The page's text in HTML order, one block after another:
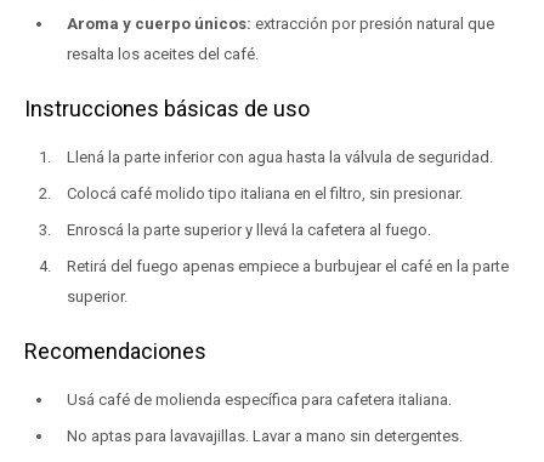
Aroma y cuerpo únicos: extracción por presión natural que
resalta los aceites del café.
Instrucciones básicas de uso
Llená la parte inferior con agua hasta la válvula de seguridad.
Colocá café molido tipo italiana en el filtro, sin presionar.
Enroscá la parte superior y llevá la cafetera al fuego.
Retirá del fuego apenas empiece a burbujear el café en la parte
superior.
Recomendaciones
Usá café de molienda específica para cafetera italiana.
No aptas para lavavajillas. Lavar a mano sin detergentes.